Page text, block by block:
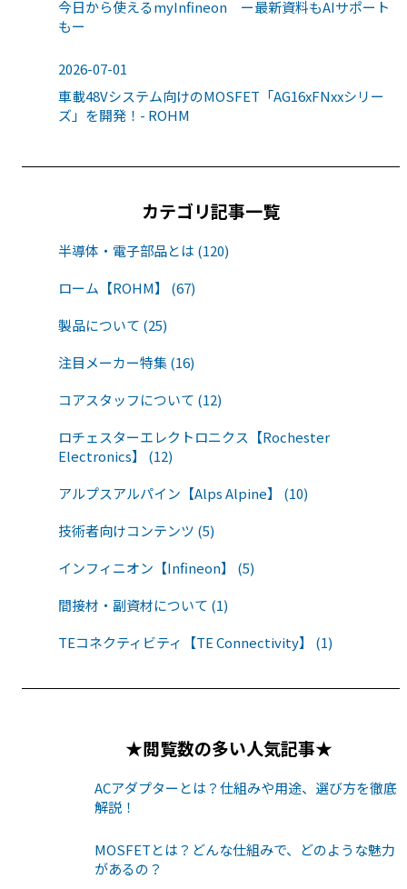
今日から使えるmyInfineon ー最新資料もAIサポート
もー
2026-07-01
車載48Vシステム向けのMOSFET「AG16xFNxxシリー
ズ」を開発！- ROHM
カテゴリ記事一覧
半導体・電子部品とは (120)
ローム【ROHM】 (67)
製品について (25)
注目メーカー特集 (16)
コアスタッフについて (12)
ロチェスターエレクトロニクス【Rochester
Electronics】 (12)
アルプスアルパイン【Alps Alpine】 (10)
技術者向けコンテンツ (5)
インフィニオン【Infineon】 (5)
間接材・副資材について (1)
TEコネクティビティ【TE Connectivity】 (1)
★閲覧数の多い人気記事★
ACアダプターとは？仕組みや用途、選び方を徹底
解説！
MOSFETとは？どんな仕組みで、どのような魅力
があるの？